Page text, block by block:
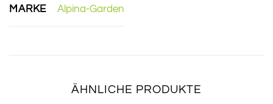
MARKE Alpina-Garden
ÄHNLICHE PRODUKTE